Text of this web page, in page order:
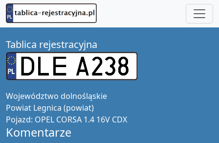
Tablica rejestracyjna
Województwo dolnośląskie
Powiat Legnica (powiat)
Pojazd: OPEL CORSA 1.4 16V CDX
Komentarze